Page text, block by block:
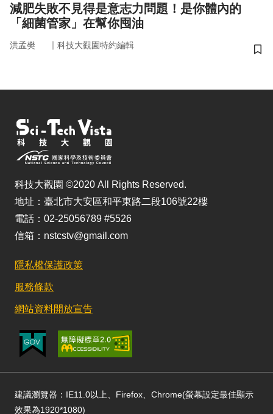
減肥失敗不見得是意志力問題！是你體內的
「細菌管家」在幫你囤油
洪孟樊 ｜ 科技大觀園特約編輯
儲
科技大觀園 ©2020 All Rights Reserved.
地址：臺北市大安區和平東路二段106號22樓
電話：02-25056789 #5526
信箱：nstcstv@gmail.com
隱私權保護政策
服務條款
網站資料開放宣告
建議瀏覽器：IE11.0以上、Firefox、Chrome(螢幕設定最佳顯示
效果為1920*1080)